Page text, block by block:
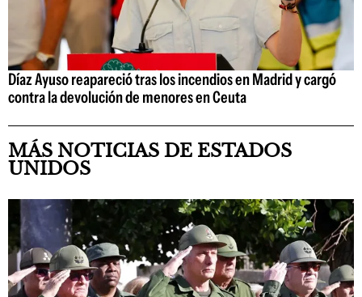
Díaz Ayuso reapareció tras los incendios en Madrid y cargó
contra la devolución de menores en Ceuta
MÁS NOTICIAS DE ESTADOS
UNIDOS